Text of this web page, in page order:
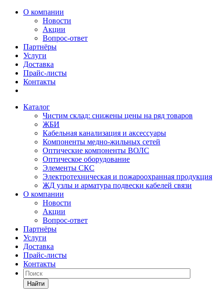
О компании
Новости
Акции
Вопрос-ответ
Партнёры
Услуги
Доставка
Прайс-листы
Контакты
Каталог
Чистим склад: снижены цены на ряд товаров
ЖБИ
Кабельная канализация и аксессуары
Компоненты медно-жильных сетей
Оптические компоненты ВОЛС
Оптическое оборудование
Элементы СКС
Электротехническая и пожароохранная продукция
ЖД узлы и арматура подвески кабелей связи
О компании
Новости
Акции
Вопрос-ответ
Партнёры
Услуги
Доставка
Прайс-листы
Контакты
Найти